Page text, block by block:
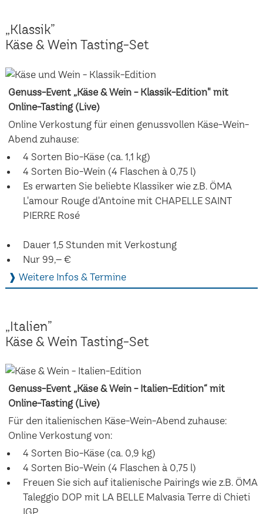
„Klassik”
Käse & Wein Tasting-Set
Genuss-Event „Käse & Wein - Klassik-Edition" mit
Online-Tasting (Live)
Online Verkostung für einen genussvollen Käse-Wein-
Abend zuhause:
4 Sorten Bio-Käse (ca. 1,1 kg)
4 Sorten Bio-Wein (4 Flaschen à 0,75 l)
Es erwarten Sie beliebte Klassiker wie z.B. ÖMA
L'amour Rouge d'Antoine mit CHAPELLE SAINT
PIERRE Rosé
Dauer 1,5 Stunden mit Verkostung
Nur 99,– €
❱ Weitere Infos & Termine
„Italien”
Käse & Wein Tasting-Set
Genuss-Event „Käse & Wein - Italien-Edition“ mit
Online-Tasting (Live)
Für den italienischen Käse-Wein-Abend zuhause:
Online Verkostung von:
4 Sorten Bio-Käse (ca. 0,9 kg)
4 Sorten Bio-Wein (4 Flaschen à 0,75 l)
Freuen Sie sich auf italienische Pairings wie z.B. ÖMA
Taleggio DOP mit LA BELLE Malvasia Terre di Chieti
IGP.